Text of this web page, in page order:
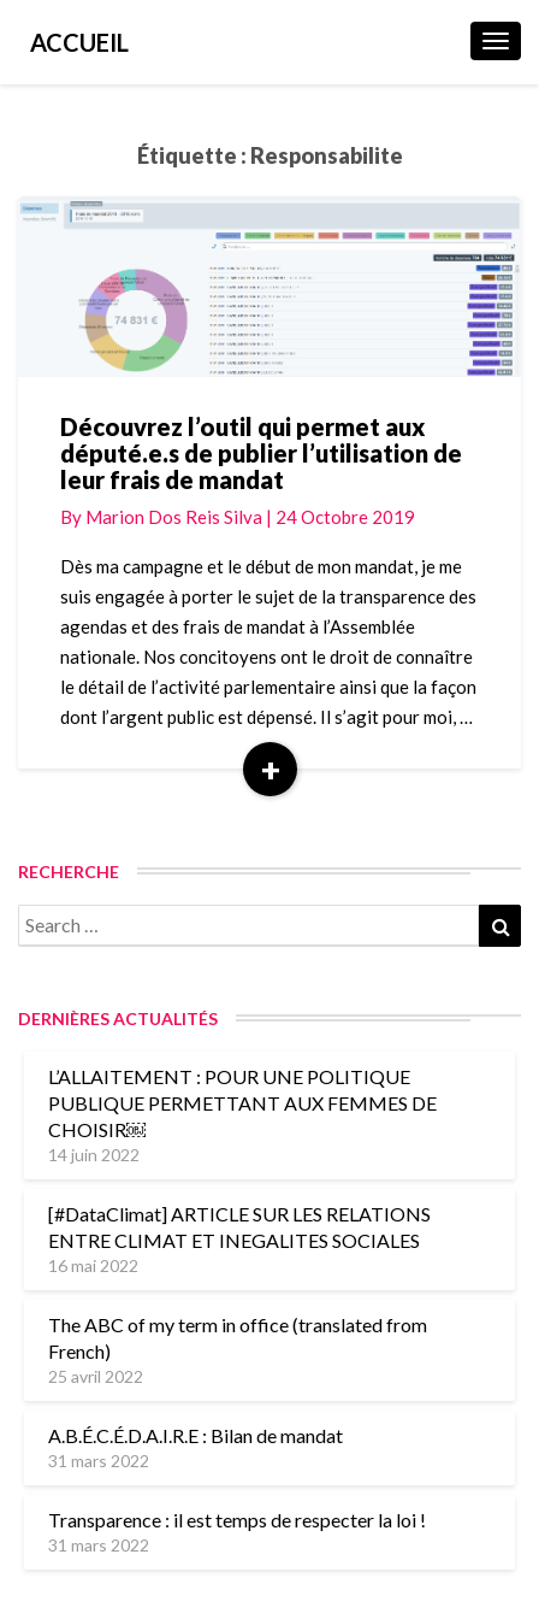
ACCUEIL
Étiquette : Responsabilite
Découvrez
l’outil
qui
aux
député.e.s
publier
l’utilisation
de
leur
frais
Découvrez l’outil qui permet aux
député.e.s de publier l’utilisation de
leur frais de mandat
By Marion Dos Reis Silva | 24 Octobre 2019
Dès ma campagne et le début de mon mandat, je me
suis engagée à porter le sujet de la transparence des
agendas et des frais de mandat à l’Assemblée
nationale. Nos concitoyens ont le droit de connaître
le détail de l’activité parlementaire ainsi que la façon
dont l’argent public est dépensé. Il s’agit pour moi, …
+
Read
RECHERCHE
Search
for:
DERNIÈRES ACTUALITÉS
L’ALLAITEMENT : POUR UNE POLITIQUE
PUBLIQUE PERMETTANT AUX FEMMES DE
CHOISIR￼
14 juin 2022
[#DataClimat] ARTICLE SUR LES RELATIONS
ENTRE CLIMAT ET INEGALITES SOCIALES
16 mai 2022
The ABC of my term in office (translated from
French)
25 avril 2022
A.B.É.C.É.D.A.I.R.E : Bilan de mandat
31 mars 2022
Transparence : il est temps de respecter la loi !
31 mars 2022